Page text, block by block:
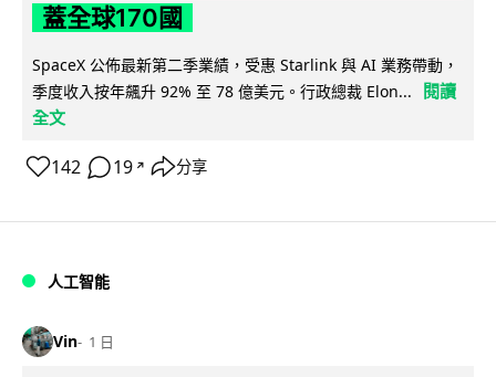
蓋全球170國
SpaceX 公佈最新第二季業績，受惠 Starlink 與 AI 業務帶動，
季度收入按年飆升 92% 至 78 億美元。行政總裁 Elon...
閱讀
全文
142 19 ↗ 分享
人工智能
Vin 1 日